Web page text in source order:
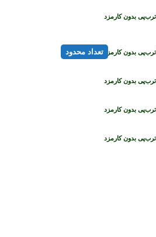
بدون کارمزد
بدون کارمزد
بدون کارمزد
بدون کارمزد
بدون کارمزد
تعداد محدود